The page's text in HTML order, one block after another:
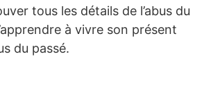
tous les détails de l’abus du
à vivre son présent
du passé.